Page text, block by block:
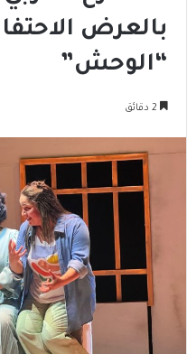
بالعرض
“الوحش”